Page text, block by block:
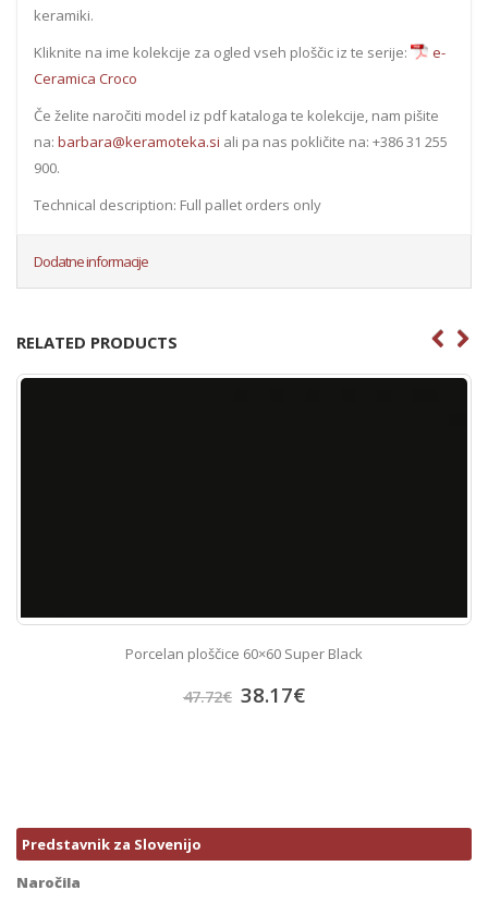
keramiki.
Kliknite na ime kolekcije za ogled vseh ploščic iz te serije:
e-
Ceramica Croco
Če želite naročiti model iz pdf kataloga te kolekcije, nam pišite
na: barbara@keramoteka.si ali pa nas pokličite na: +386 31 255
900.
Technical description: Full pallet orders only
Dodatne informacije
RELATED PRODUCTS
Porcelan ploščice 60×60 Super Black
47.72€ 38.17€
Predstavnik za Slovenijo
Naročila